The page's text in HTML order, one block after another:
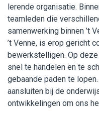
lerende organisatie.
teamleden die
samenwerking binnen ’t
’t Venne, is erop gericht
bewerkstelligen. Op
snel te handelen en te
gebaande paden te
aansluiten bij de
ontwikkelingen om ons